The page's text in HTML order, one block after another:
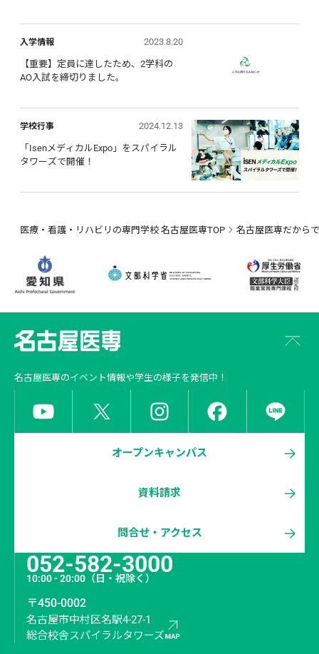
入学情報 2023.8.20
【重要】定員に達したため、2学科の
AO入試を締切りました。
学校行事 2024.12.13
「IsenメディカルExpo」をスパイラル
タワーズで開催！
医療・看護・リハビリの専門学校 名古屋医専TOP 名古屋医専だから
名古屋医専のイベント情報や学生の様子を発信中！
オープンキャンパス
資料請求
問合せ・アクセス
052-582-3000
10:00 - 20:00 （日・祝除く）
〒450-0002
名古屋市中村区名駅4-27-1
総合校舎スパイラルタワーズ